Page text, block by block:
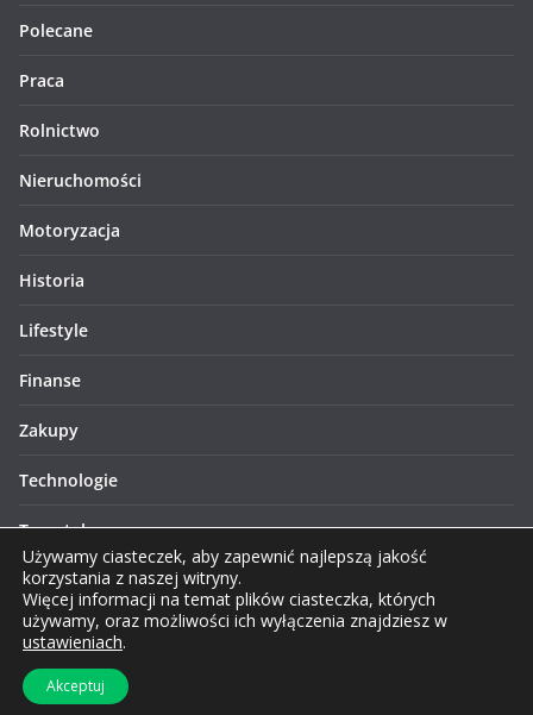
Polecane
Praca
Rolnictwo
Nieruchomości
Motoryzacja
Historia
Lifestyle
Finanse
Zakupy
Technologie
Turystyka
Używamy ciasteczek, aby zapewnić najlepszą jakość
korzystania z naszej witryny.
Więcej informacji na temat plików ciasteczka, których
używamy, oraz możliwości ich wyłączenia znajdziesz w
ustawieniach.
Akceptuj